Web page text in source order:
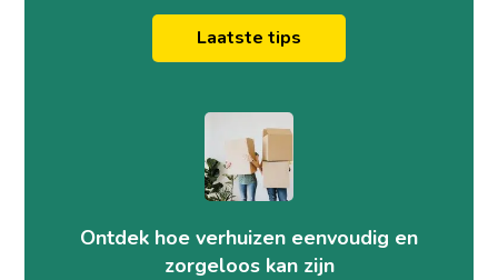
Laatste tips
Ontdek hoe verhuizen eenvoudig en
zorgeloos kan zijn